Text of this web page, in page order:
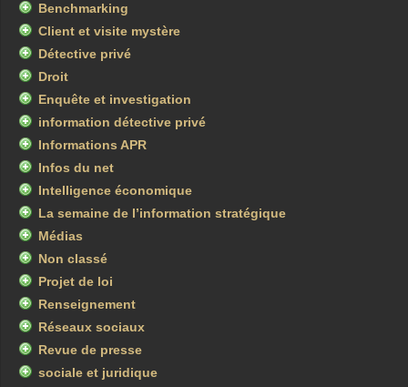
Benchmarking
Client et visite mystère
Détective privé
Droit
Enquête et investigation
information détective privé
Informations APR
Infos du net
Intelligence économique
La semaine de l’information stratégique
Médias
Non classé
Projet de loi
Renseignement
Réseaux sociaux
Revue de presse
sociale et juridique